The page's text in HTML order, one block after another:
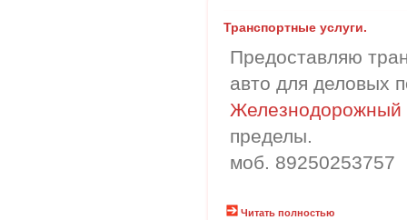
Транспортные услуги.
Предоставляю
авто для деловых
Железнодорожный
пределы.
моб. 89250253757
Читать полностью